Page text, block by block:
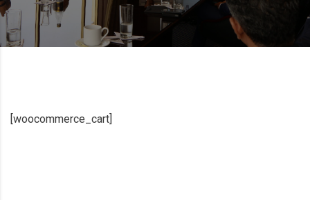
[woocommerce_cart]